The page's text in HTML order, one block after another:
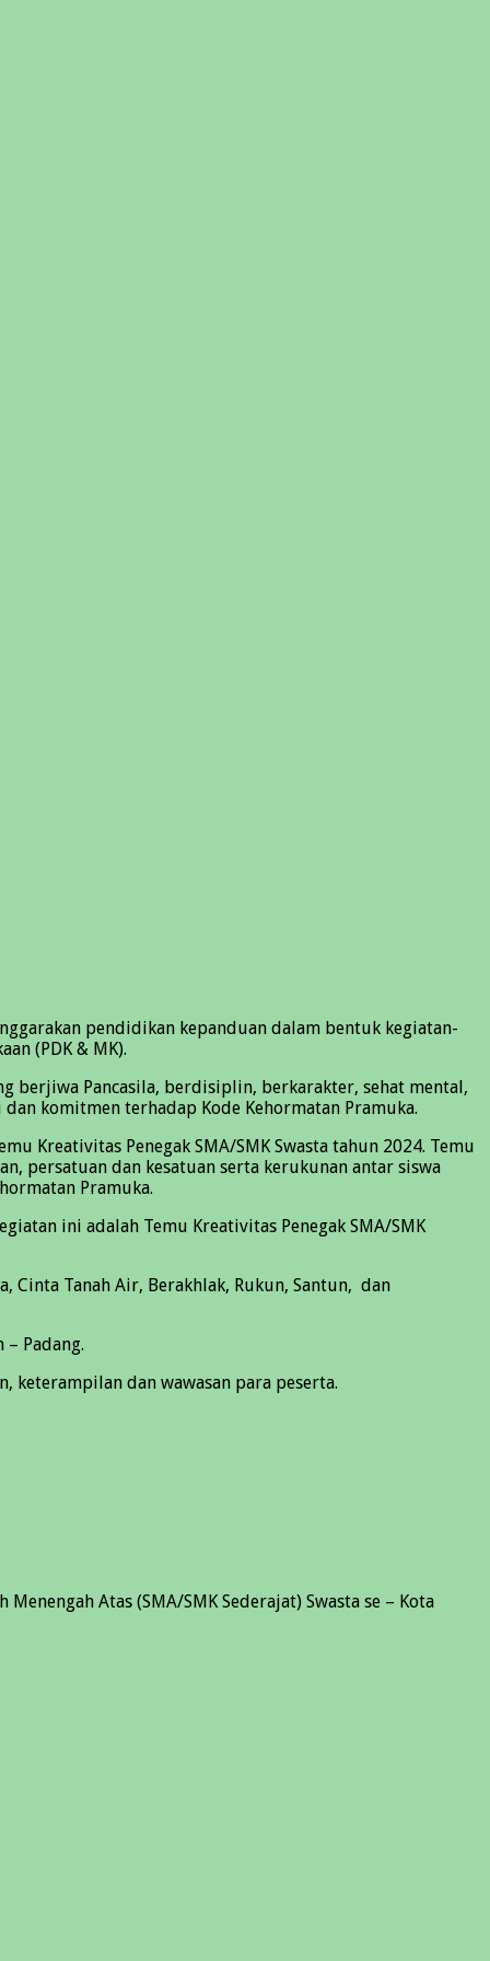
pendidikan kepanduan dalam bentuk kegiatan-
(PDK & MK).
berjiwa Pancasila, berdisiplin, berkarakter, sehat mental,
komitmen terhadap Kode Kehormatan Pramuka.
Kreativitas Penegak SMA/SMK Swasta tahun 2024. Temu
persatuan dan kesatuan serta kerukunan antar siswa
Pramuka.
ini adalah Temu Kreativitas Penegak SMA/SMK
Cinta Tanah Air, Berakhlak, Rukun, Santun, dan
Padang.
keterampilan dan wawasan para peserta.
Atas (SMA/SMK Sederajat) Swasta se – Kota